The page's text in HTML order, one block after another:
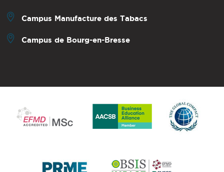
Campus Manufacture des Tabacs
Campus de Bourg-en-Bresse